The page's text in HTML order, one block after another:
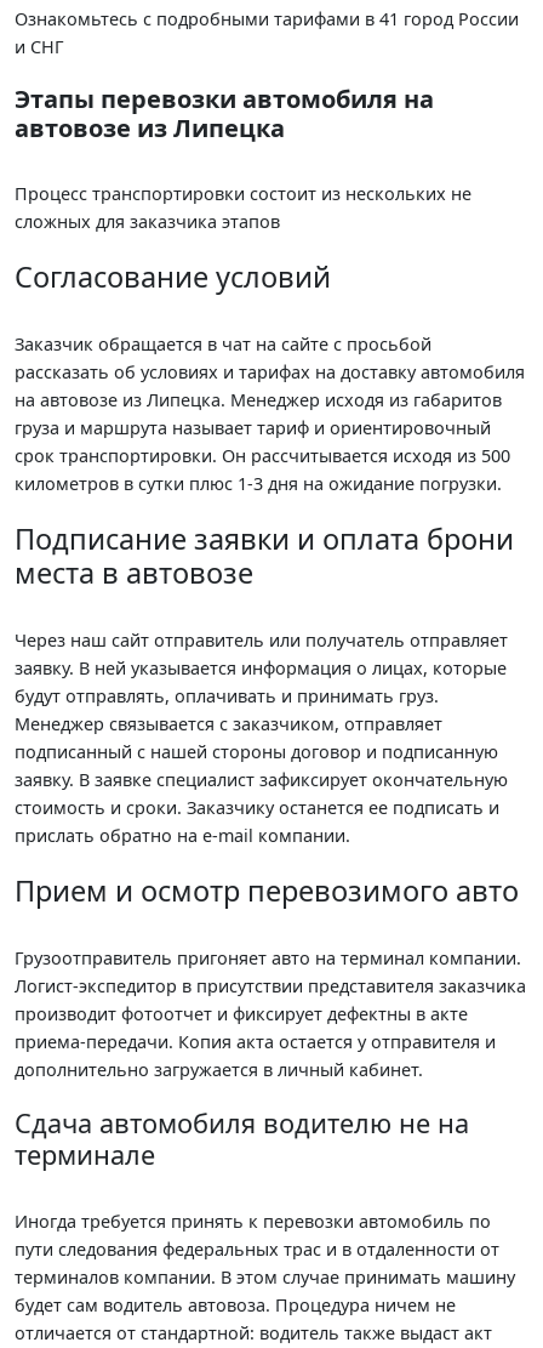
Ознакомьтесь с подробными тарифами в 41 город России
и СНГ
Этапы перевозки автомобиля на
автовозе из Липецка
Процесс транспортировки состоит из нескольких не
сложных для заказчика этапов
Согласование условий
Заказчик обращается в чат на сайте с просьбой
рассказать об условиях и тарифах на доставку автомобиля
на автовозе из Липецка. Менеджер исходя из габаритов
груза и маршрута называет тариф и ориентировочный
срок транспортировки. Он рассчитывается исходя из 500
километров в сутки плюс 1-3 дня на ожидание погрузки.
Подписание заявки и оплата брони
места в автовозе
Через наш сайт отправитель или получатель отправляет
заявку. В ней указывается информация о лицах, которые
будут отправлять, оплачивать и принимать груз.
Менеджер связывается с заказчиком, отправляет
подписанный с нашей стороны договор и подписанную
заявку. В заявке специалист зафиксирует окончательную
стоимость и сроки. Заказчику останется ее подписать и
прислать обратно на e-mail компании.
Прием и осмотр перевозимого авто
Грузоотправитель пригоняет авто на терминал компании.
Логист-экспедитор в присутствии представителя заказчика
производит фотоотчет и фиксирует дефектны в акте
приема-передачи. Копия акта остается у отправителя и
дополнительно загружается в личный кабинет.
Сдача автомобиля водителю не на
терминале
Иногда требуется принять к перевозки автомобиль по
пути следования федеральных трас и в отдаленности от
терминалов компании. В этом случае принимать машину
будет сам водитель автовоза. Процедура ничем не
отличается от стандартной: водитель также выдаст акт